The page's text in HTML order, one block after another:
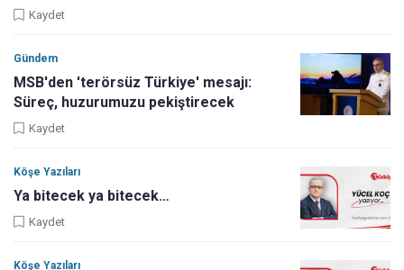
Kaydet
Gündem
MSB'den 'terörsüz Türkiye' mesajı:
Süreç, huzurumuzu pekiştirecek
Kaydet
Köşe Yazıları
Ya bitecek ya bitecek…
Kaydet
Köşe Yazıları